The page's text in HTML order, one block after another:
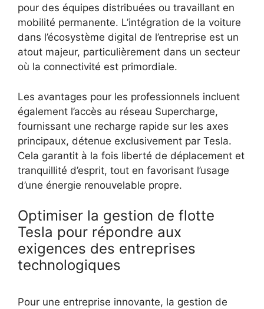
pour des équipes distribuées ou travaillant en
mobilité permanente. L’intégration de la voiture
dans l’écosystème digital de l’entreprise est un
atout majeur, particulièrement dans un secteur
où la connectivité est primordiale.
Les avantages pour les professionnels incluent
également l’accès au réseau Supercharge,
fournissant une recharge rapide sur les axes
principaux, détenue exclusivement par Tesla.
Cela garantit à la fois liberté de déplacement et
tranquillité d’esprit, tout en favorisant l’usage
d’une énergie renouvelable propre.
Optimiser la gestion de flotte
Tesla pour répondre aux
exigences des entreprises
technologiques
Pour une entreprise innovante, la gestion de